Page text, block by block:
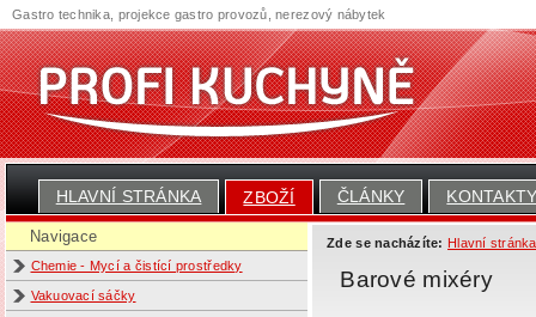
HLAVNÍ STRÁNKA ZBOŽÍ ČLÁNKY
Navigace
Chemie - Mycí a čistící prostředky
Vakuovací sáčky
Zde se nacházíte: Hlavní stránka
Barové mixéry
Gastro technika, projekce gastro provozů, nerezový nábytek